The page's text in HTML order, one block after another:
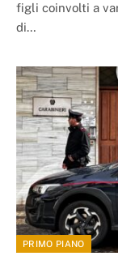
figli coinvolti a
di…
PRIMO PIANO